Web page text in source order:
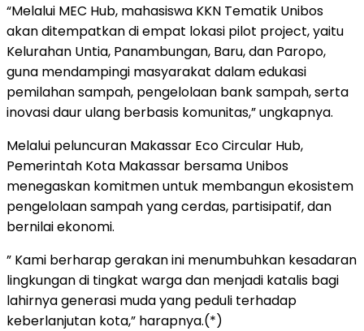
“Melalui MEC Hub, mahasiswa KKN Tematik Unibos
akan ditempatkan di empat lokasi pilot project, yaitu
Kelurahan Untia, Panambungan, Baru, dan Paropo,
guna mendampingi masyarakat dalam edukasi
pemilahan sampah, pengelolaan bank sampah, serta
inovasi daur ulang berbasis komunitas,” ungkapnya.
Melalui peluncuran Makassar Eco Circular Hub,
Pemerintah Kota Makassar bersama Unibos
menegaskan komitmen untuk membangun ekosistem
pengelolaan sampah yang cerdas, partisipatif, dan
bernilai ekonomi.
” Kami berharap gerakan ini menumbuhkan kesadaran
lingkungan di tingkat warga dan menjadi katalis bagi
lahirnya generasi muda yang peduli terhadap
keberlanjutan kota,” harapnya.(*)